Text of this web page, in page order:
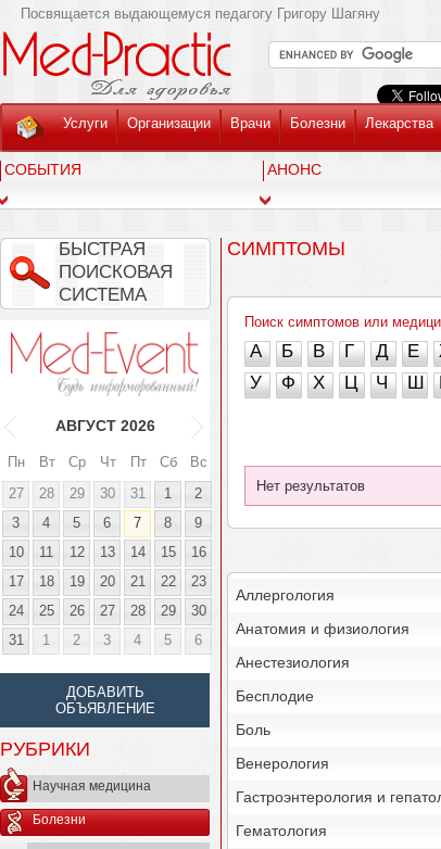
Посвящается выдающемуся педагогу Григору Шагяну
Услуги Организации Врачи Болезни Лекарства
СОБЫТИЯ АНОНС
БЫСТРАЯ
ПОИСКОВАЯ
СИСТЕМА
АВГУСТ 2026
Пн Вт Ср Чт Пт Сб
Вс
27
28 29 30 31 1
2
3
4 5 6 7 8
9
10
11 12 13 14 15
16
17
18 19 20 21 22
23
24
25 26 27 28 29
30
31
1 2 3 4 5 6
ДОБАВИТЬ
ОБЪЯВЛЕНИЕ
РУБРИКИ
Научная медицина
Болезни
СИМПТОМЫ
Поиск симптомов или
А Б В Г Д Е
У
Ф Х Ц Ч Ш
Нет результатов
Аллергология
Анатомия и физиология
Анестезиология
Бесплодие
Боль
Венерология
Гастроэнтерология и
Гематология